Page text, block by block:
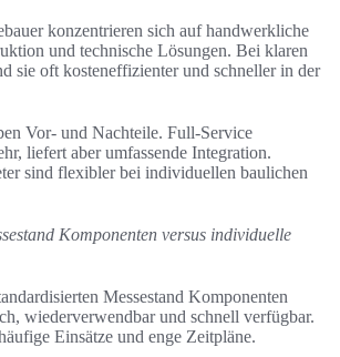
konzentrieren sich auf handwerkliche
und technische Lösungen. Bei klaren
sie oft kosteneffizienter und schneller in der
Vor- und Nachteile. Full-Service
liefert aber umfassende Integration.
sind flexibler bei individuellen baulichen
Komponenten versus individuelle
Messestand Komponenten
wiederverwendbar und schnell verfügbar.
Einsätze und enge Zeitpläne.